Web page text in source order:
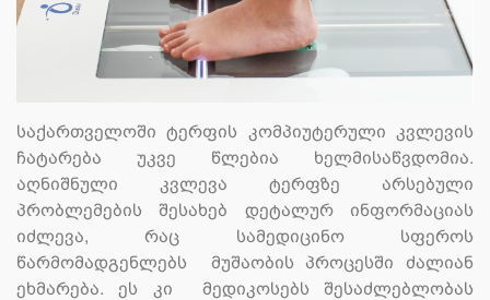
საქართველოში ტერფის კომპიუტერული კვლევის
ჩატარება უკვე წლებია ხელმისაწვდომია.
აღნიშნული კვლევა ტერფზე არსებული
პრობლემების შესახებ დეტალურ ინფორმაციას
იძლევა, რაც სამედიცინო სფეროს
წარმომადგენლებს მუშაობის პროცესში ძალიან
ეხმარება. ეს კი მედიკოსებს შესაძლებლობას